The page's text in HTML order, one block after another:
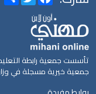
جمعية خيرية مسجلة في